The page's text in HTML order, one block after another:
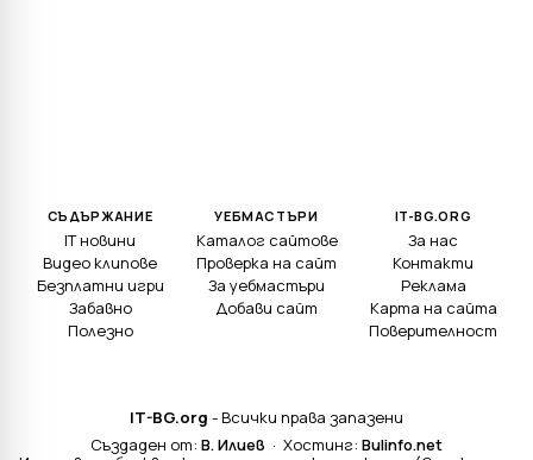
СЪДЪРЖАНИЕ
IT новини
Видео клипове
Безплатни игри
Забавно
Полезно
УЕБМАСТЪРИ
Каталог сайтове
Проверка на сайт
За уебмастъри
Добави сайт
IT-BG.ORG
За нас
Контакти
Реклама
Карта на сайта
Поверителност
IT-BG.org - Всички права запазени
Създаден от: В. Илиев · Хостинг: Bulinfo.net